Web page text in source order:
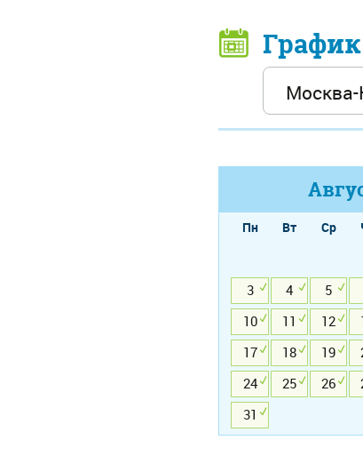
Пн Вт Ср
3
4 5
10
11 12
17
18 19
24
25 26
31